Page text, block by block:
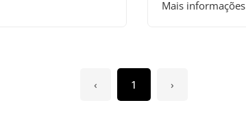
Mais informações
‹ 1 ›